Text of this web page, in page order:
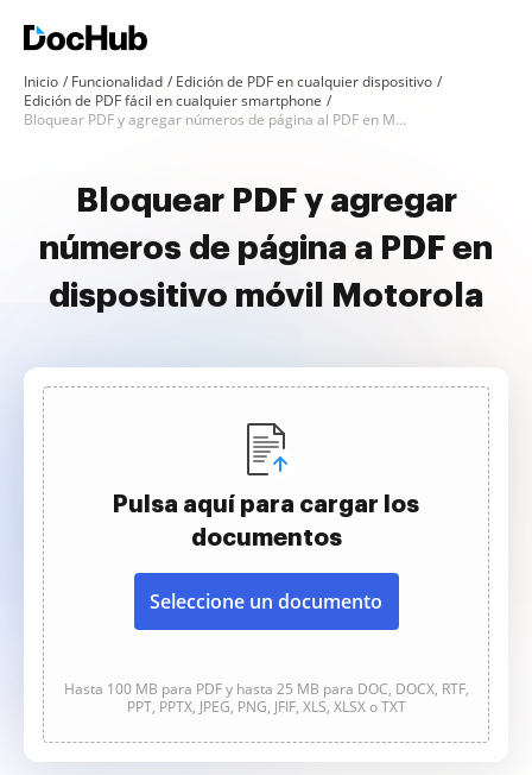
Inicio Funcionalidad
Edición de PDF en cualquier dispositivo
Edición de PDF fácil en cualquier smartphone
Bloquear PDF y agregar números de página al PDF en Motorola
Bloquear PDF y agregar
números de página a PDF en
dispositivo móvil Motorola
Pulsa aquí para cargar los
documentos
Seleccione un documento
Hasta 100 MB para PDF y hasta 25 MB para DOC, DOCX, RTF,
PPT, PPTX, JPEG, PNG, JFIF, XLS, XLSX o TXT